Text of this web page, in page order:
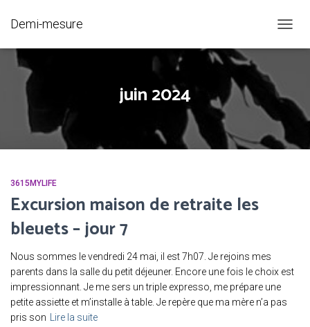
Demi-mesure
LA
juin 2024
3615MYLIFE
Excursion maison de retraite les
bleuets – jour 7
Nous sommes le vendredi 24 mai, il est 7h07. Je rejoins mes
parents dans la salle du petit déjeuner. Encore une fois le choix est
impressionnant. Je me sers un triple expresso, me prépare une
petite assiette et m’installe à table. Je repère que ma mère n’a pas
pris son
Lire la suite